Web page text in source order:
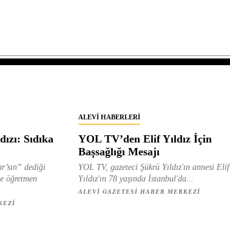
Sıdıka
dediği
öğretmen
ALEVI HABERLERI
YOL TV’den Elif Yıldız İçin
Başsağlığı Mesajı
YOL TV, gazeteci Şükrü Yıldız'ın annesi Elif
Yıldız'ın 78 yaşında İstanbul'da...
ALEVI GAZETESI HABER MERKEZI